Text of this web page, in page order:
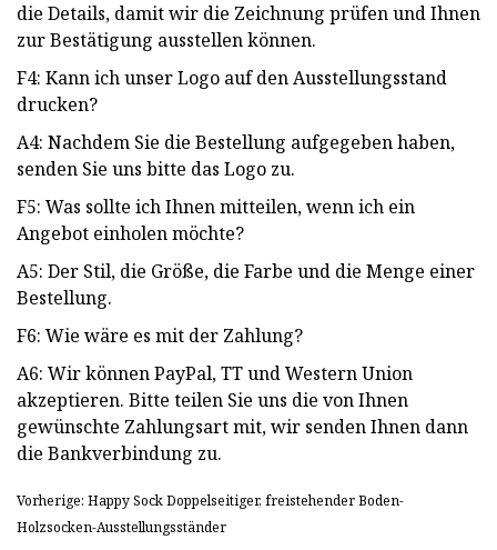
die Details, damit wir die Zeichnung prüfen und Ihnen
zur Bestätigung ausstellen können.
F4: Kann ich unser Logo auf den Ausstellungsstand
drucken?
A4: Nachdem Sie die Bestellung aufgegeben haben,
senden Sie uns bitte das Logo zu.
F5: Was sollte ich Ihnen mitteilen, wenn ich ein
Angebot einholen möchte?
A5: Der Stil, die Größe, die Farbe und die Menge einer
Bestellung.
F6: Wie wäre es mit der Zahlung?
A6: Wir können PayPal, TT und Western Union
akzeptieren. Bitte teilen Sie uns die von Ihnen
gewünschte Zahlungsart mit, wir senden Ihnen dann
die Bankverbindung zu.
Vorherige: Happy Sock Doppelseitiger, freistehender Boden-
Holzsocken-Ausstellungsständer